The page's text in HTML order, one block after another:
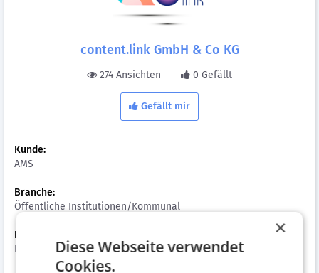
content.link GmbH & Co KG
274 Ansichten 0 Gefällt
Gefällt mir
Kunde:
AMS
Branche:
Öffentliche Institutionen/Kommunal
Kampagnenart:
Performance
×
Diese Webseite verwendet
Cookies.